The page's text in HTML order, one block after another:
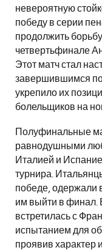
невероятную
победу в серии
продолжить
четвертьфинале
Этот матч стал
завершившимся
укрепило их
болельщиков на
Полуфинальные
равнодушными
Италией и
турнира.
победе, одержали
им выйти в финал.
встретилась с
испытанием для
проявив характер